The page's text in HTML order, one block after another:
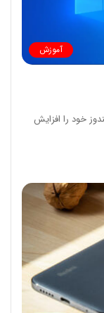
آموزش
خود را افزایش